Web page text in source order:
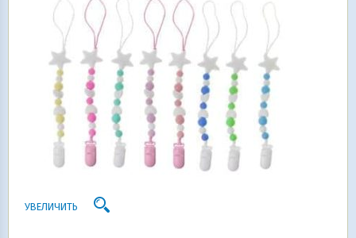
УВЕЛИЧИТЬ